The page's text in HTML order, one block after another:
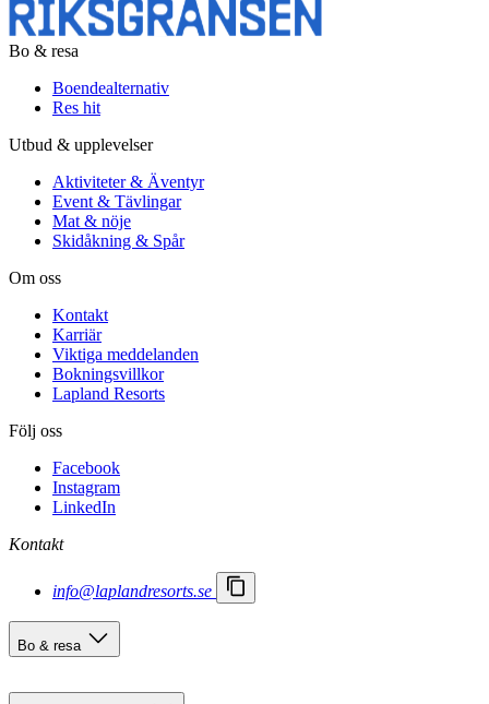
Bo & resa
Boendealternativ
Res hit
Utbud & upplevelser
Aktiviteter & Äventyr
Event & Tävlingar
Mat & nöje
Skidåkning & Spår
Om oss
Kontakt
Karriär
Viktiga meddelanden
Bokningsvillkor
Lapland Resorts
Följ oss
Facebook
Instagram
LinkedIn
Kontakt
info@laplandresorts.se
Bo & resa